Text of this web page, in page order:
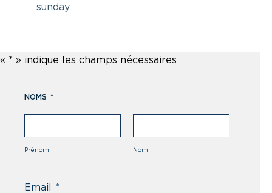
sunday
« * » indique les champs nécessaires
NOMS *
Prénom Nom
Email *